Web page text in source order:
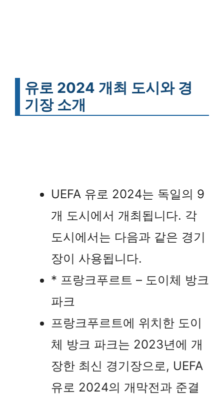
유로 2024 개최 도시와 경
기장 소개
UEFA 유로 2024는 독일의 9
개 도시에서 개최됩니다. 각
도시에서는 다음과 같은 경기
장이 사용됩니다.
* 프랑크푸르트 – 도이체 방크
파크
프랑크푸르트에 위치한 도이
체 방크 파크는 2023년에 개
장한 최신 경기장으로, UEFA
유로 2024의 개막전과 준결